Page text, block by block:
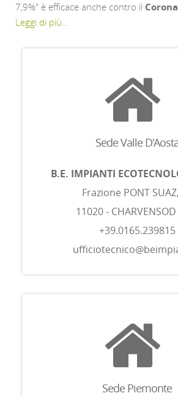
7,9%" è efficace anche contro il
Leggi di più...
Sede Valle
B.E. IMPIANTI
Frazione PONT
11020 -
+39.0165.239815
Sede Piemonte